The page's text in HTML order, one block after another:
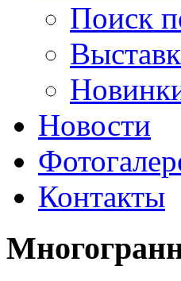
Поиск
Новости
Контакты